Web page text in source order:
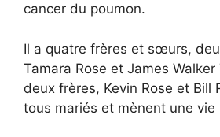
cancer du poumon.
Il a quatre frères et sœurs,
Tamara Rose et James
deux frères, Kevin Rose et Bill
tous mariés et mènent une vie